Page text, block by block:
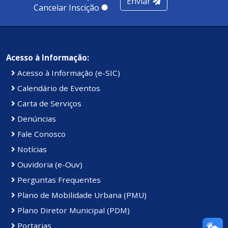
Cancelar Inscição
Acesso à Informação:
Acesso à Informação (e-SIC)
Calendário de Eventos
Carta de Serviços
Denúncias
Fale Conosco
Notícias
Ouvidoria (e-Ouv)
Perguntas Frequentes
Plano de Mobilidade Urbana (PMU)
Plano Diretor Municipal (PDM)
Portarias